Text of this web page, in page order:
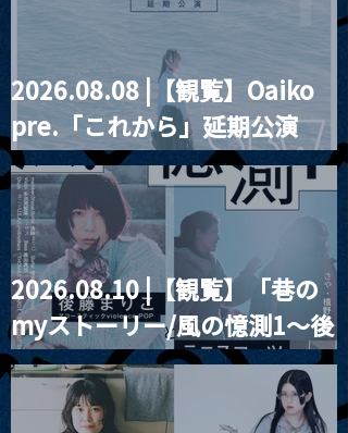
2023.10.01 |【観覧】月見
ル19th ANNIVERSARY
SPECIAL 『Reggae
TONIGHT!!!』
2026.08.08 |【観覧】Oaiko
pre.「これから」延期公演
Blurred City Lights × 17歳
とベルリンの壁
2026.08.10 |【観覧】「巷の
myストーリー/風の憶測1～後
藤まりこアコースティック
violence POPとテニスコー